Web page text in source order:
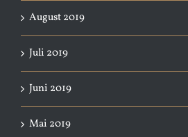
August 2019
Juli 2019
Juni 2019
Mai 2019